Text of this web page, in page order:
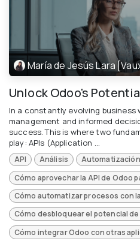
María de Jesús Lara
Unlock Odoo's
In a constantly evolving
management and informed
success. This is where two
play: APIs (Application ...
API Análisis
Automatización
Cómo aprovechar la API de Odoo
Cómo automatizar procesos con
Cómo desbloquear el potencial
Cómo integrar Odoo con otras